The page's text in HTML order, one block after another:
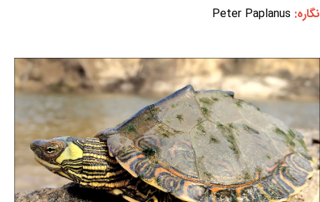
نگاره: Peter Paplanus